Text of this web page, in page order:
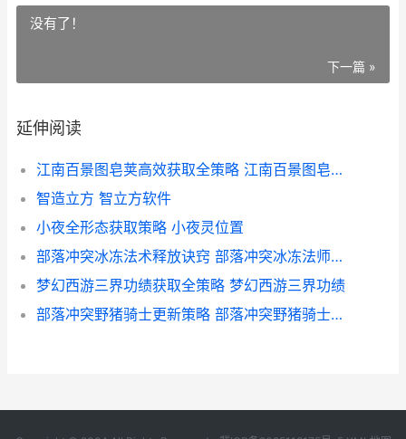
没有了！
下一篇 »
延伸阅读
江南百景图皂荚高效获取全策略 江南百景图皂荚树在哪个地图
智造立方 智立方软件
小夜全形态获取策略 小夜灵位置
部落冲突冰冻法术释放诀窍 部落冲突冰冻法师装饰的步骤和方法
梦幻西游三界功绩获取全策略 梦幻西游三界功绩
部落冲突野猪骑士更新策略 部落冲突野猪骑士兵种搭配玩法详解